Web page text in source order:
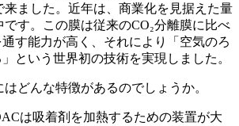
来ました。近年は、商業化を見据えた量
す。この膜は従来のCO₂分離膜に比べ
す能力が高く、それにより「空気のろ
という世界初の技術を実現しました。
どんな特徴があるのでしょうか。
は吸着剤を加熱するための装置が大